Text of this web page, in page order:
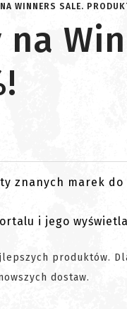
NA WINNERS SALE.
i jego
produktów.
dostaw.